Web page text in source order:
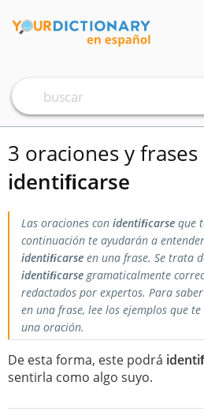
3 oraciones y frases
identiﬁcarse
Las oraciones con identiﬁcarse que
continuación te ayudarán a
identiﬁcarse en una frase. Se trata
identiﬁcarsegramaticalmente
redactados por expertos. Para
en una frase, lee los ejemplos que
una oración.
De esta forma, este podrá
sentirla como algo suyo.